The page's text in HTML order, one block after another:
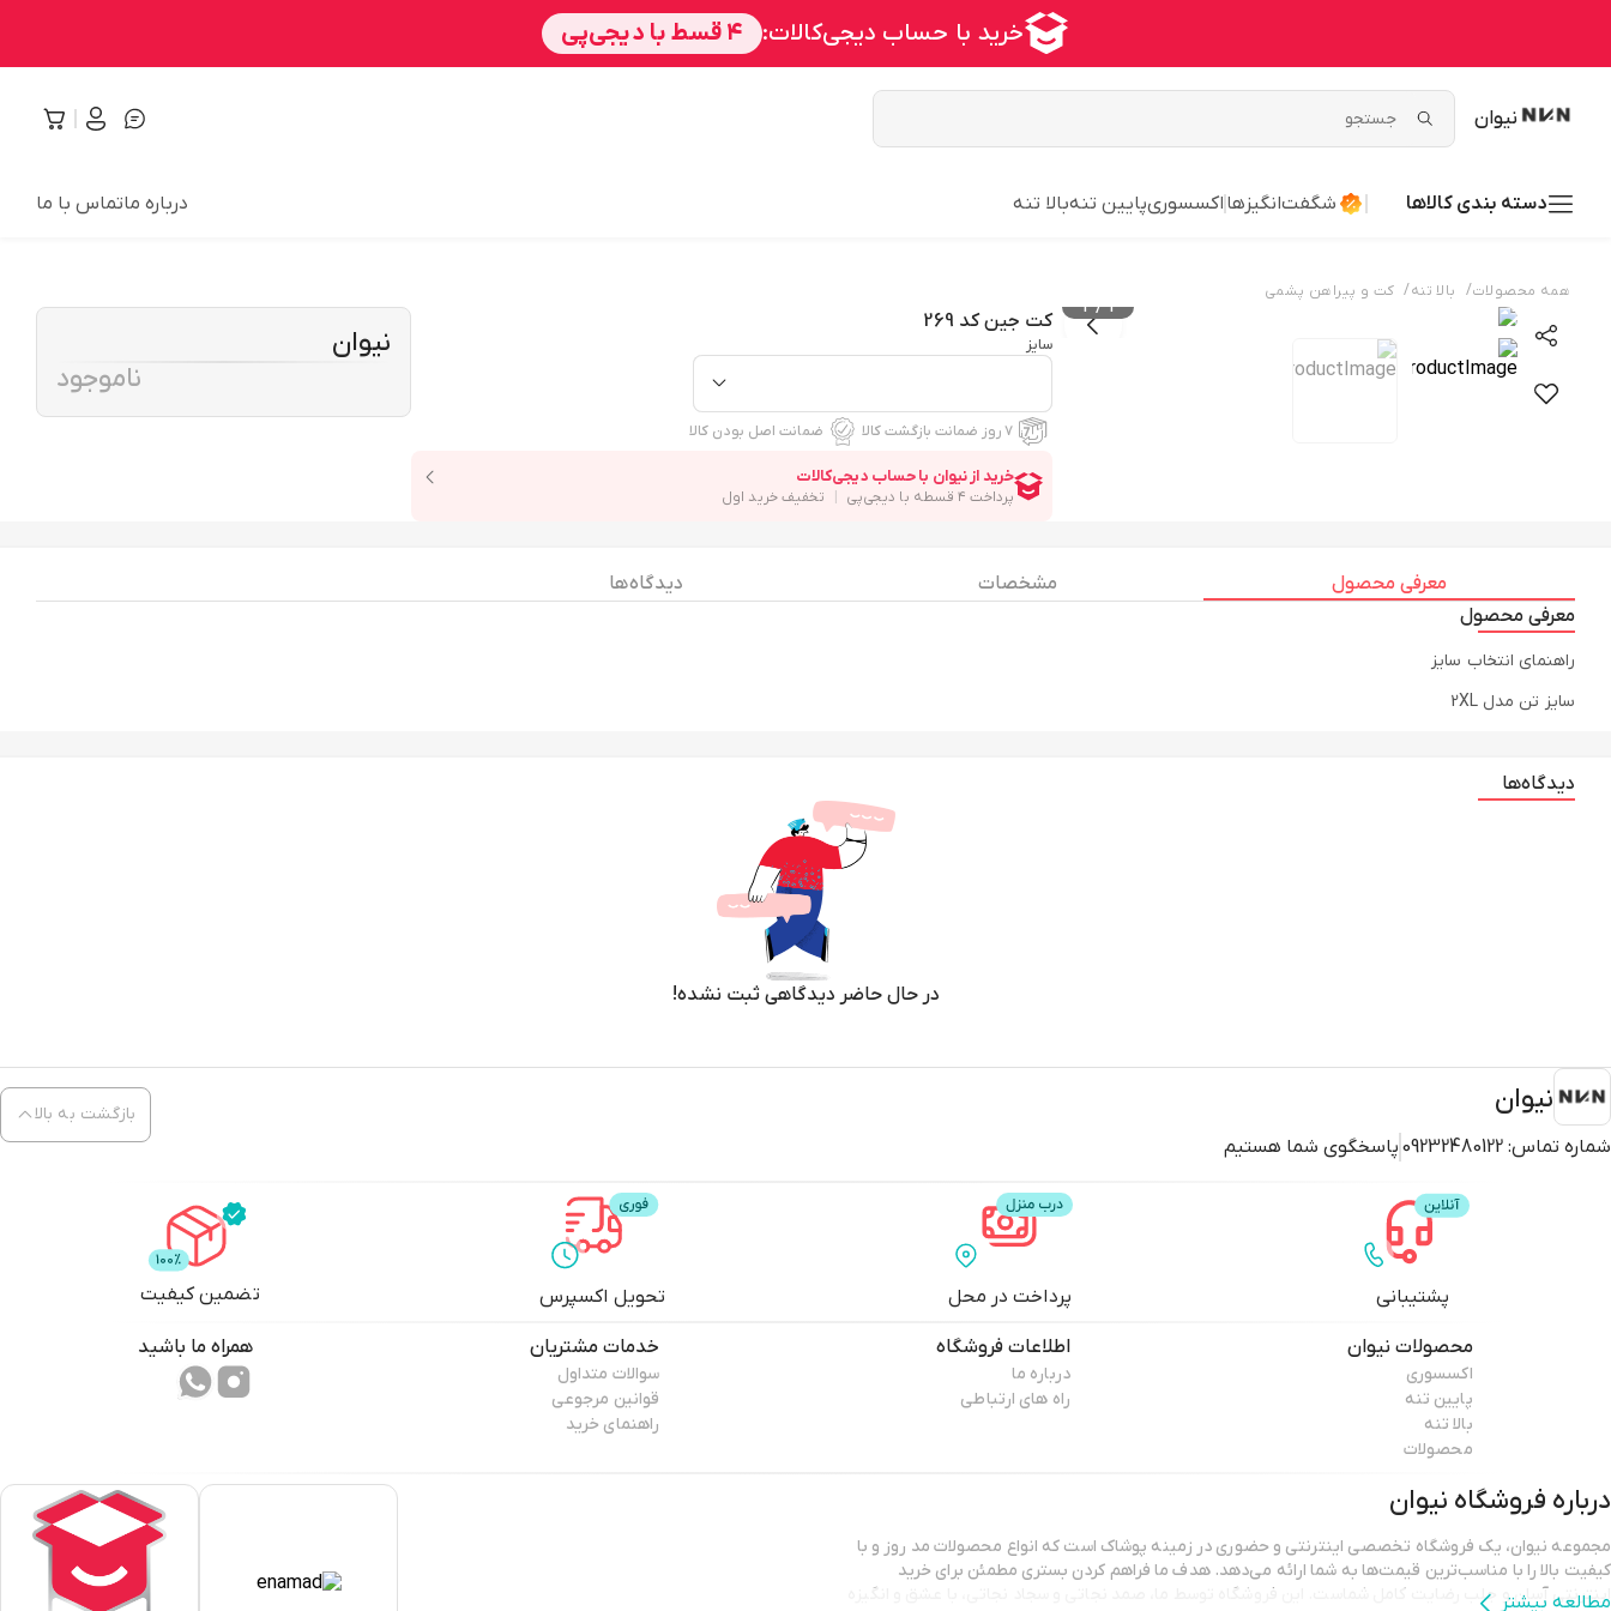
نیوان
دسته بندی کالاها شگفت‌انگیزها اکسسوریپایین تنهبالا تنه درباره ماتماس با ما
همه محصولات/ بالا تنه/ کت و پیراهن پشمی
1
/
2
کت جین کد 269
سایز
۷ روز ضمانت بازگشت کالا ضمانت اصل بودن کالا
نیوان
ناموجود
معرفی محصول مشخصات
دیدگاه ها
معرفی محصول
راهنمای انتخاب سایز
سایز تن مدل 2XL
دیدگاه‌ها
در حال حاضر دیدگاهی ثبت نشده!
نیوان
شماره تماس: 09232480122 پاسخگوی شما هستیم
بازگشت به بالا
پشتیبانی پرداخت در محل تحویل اکسپرس تضمین کیفیت
محصولات نیوان
اکسسوری
پایین تنه
بالا تنه
محصولات
اطلاعات فروشگاه
درباره ما
راه های ارتباطی
خدمات مشتریان
سوالات متداول
قوانین مرجوعی
راهنمای خرید
همراه ما باشید
درباره فروشگاه نیوان
مجموعه نیوان، یک فروشگاه تخصصی اینترنتی و حضوری در زمینه پوشاک است که انواع محصولات مد روز و با
کیفیت بالا را با مناسب‌ترین قیمت‌ها به شما ارائه می‌دهد. هدف ما فراهم کردن بستری مطمئن برای خرید
اینترنتی آسان و جلب رضایت کامل شماست. این فروشگاه توسط ما، صمد نجاتی و سجاد نجاتی، با عشق و انگیزه
مطالعه بیشتر